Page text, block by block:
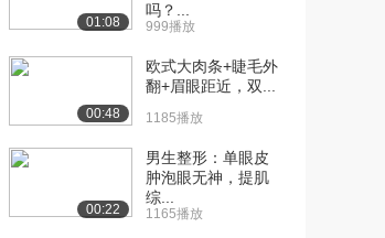
01:08
吗？...
999播放
00:48
欧式大肉条+睫毛外
翻+眉眼距近，双...
1185播放
00:22
男生整形：单眼皮
肿泡眼无神，提肌
综...
1165播放